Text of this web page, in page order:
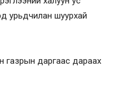
урьдчилан шуурхай
газрын даргаас дараах